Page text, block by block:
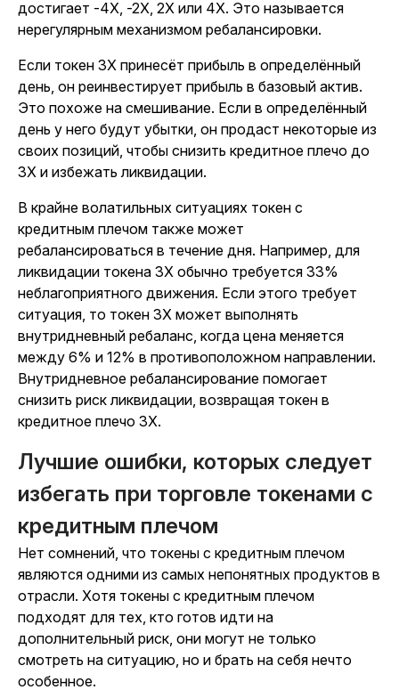
достигает -4X, -2X, 2X или 4X. Это называется
нерегулярным механизмом ребалансировки.
Если токен 3X принесёт прибыль в определённый
день, он реинвестирует прибыль в базовый актив.
Это похоже на смешивание. Если в определённый
день у него будут убытки, он продаст некоторые из
своих позиций, чтобы снизить кредитное плечо до
3X и избежать ликвидации.
В крайне волатильных ситуациях токен с
кредитным плечом также может
ребалансироваться в течение дня. Например, для
ликвидации токена 3X обычно требуется 33%
неблагоприятного движения. Если этого требует
ситуация, то токен 3X может выполнять
внутридневный ребаланс, когда цена меняется
между 6% и 12% в противоположном направлении.
Внутридневное ребалансирование помогает
снизить риск ликвидации, возвращая токен в
кредитное плечо 3X.
Лучшие ошибки, которых следует
избегать при торговле токенами с
кредитным плечом
Нет сомнений, что токены с кредитным плечом
являются одними из самых непонятных продуктов в
отрасли. Хотя токены с кредитным плечом
подходят для тех, кто готов идти на
дополнительный риск, они могут не только
смотреть на ситуацию, но и брать на себя нечто
особенное.